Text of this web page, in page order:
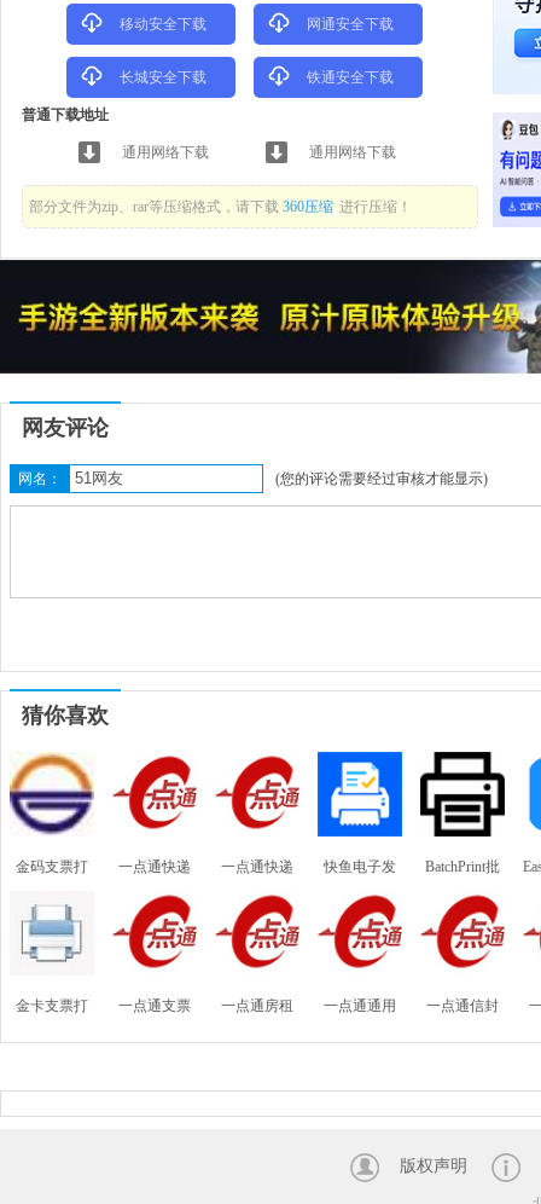
移动安全下载 网通安全下载
长城安全下载 铁通安全下载
普通下载地址
通用网络下载 通用网络下载
部分文件为zip、rar等压缩格式，请下载 360压缩 进行压缩！
网友评论
网名： (您的评论需要经过审核才能显示)
猜你喜欢
金码支票打
印软件2026
免费版
一点通快递
电子面单打
印软件
一点通快递
单打印软件
快鱼电子发
票打印工具
BatchPrint批
量打印工具
金卡支票打 一点通支票 一点通房租 一点通通用 一点通信封
版权声明